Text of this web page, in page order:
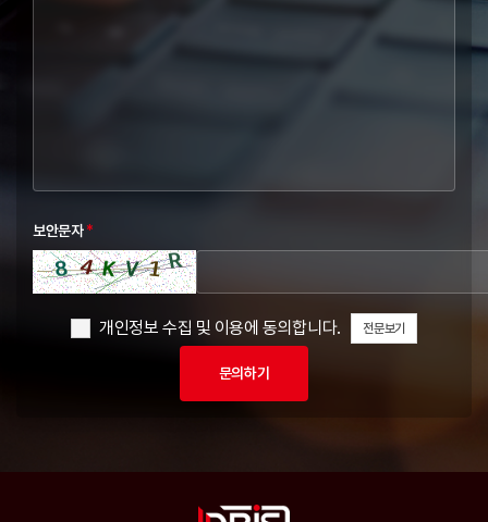
보안문자*
개인정보 수집 및 이용에 동의합니다. 전문보기
문의하기